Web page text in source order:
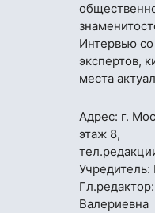
Интервью
экспертов,
места
Адрес: г.
этаж 8,
Валериевна